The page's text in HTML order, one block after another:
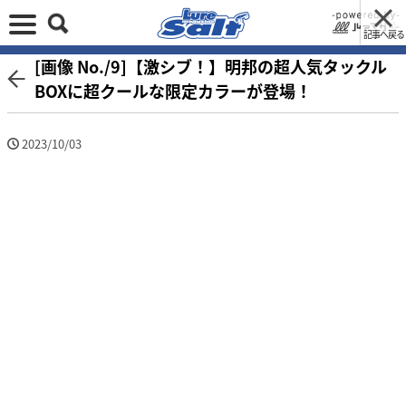
記事へ戻る
[画像 No./9]【激シブ！】明邦の超人気タックル
BOXに超クールな限定カラーが登場！
2023/10/03